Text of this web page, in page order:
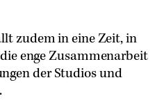
zudem in eine Zeit, in
enge Zusammenarbeit
der Studios und